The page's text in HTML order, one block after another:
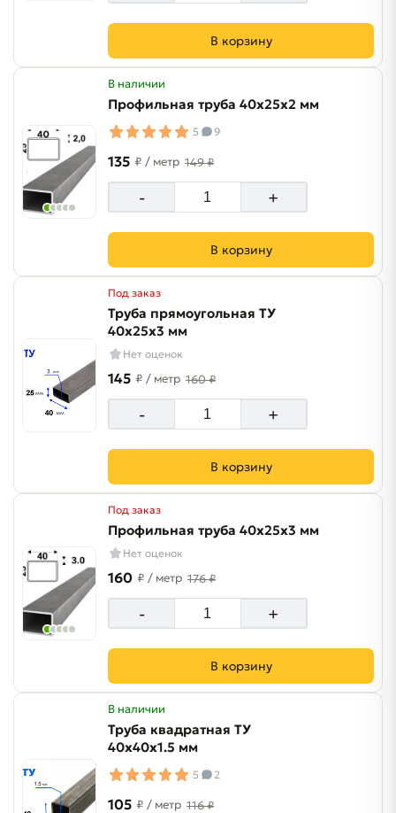
В корзину
В наличии
Профильная труба 40х25х2 мм
5 9
135 ₽ / метр 149 ₽
- +
В корзину
Под заказ
Труба прямоугольная ТУ
40х25х3 мм
Нет оценок
145 ₽ / метр 160 ₽
- +
В корзину
Под заказ
Профильная труба 40х25х3 мм
Нет оценок
160 ₽ / метр 176 ₽
- +
В корзину
В наличии
Труба квадратная ТУ
40х40х1.5 мм
5 2
105 ₽ / метр 116 ₽